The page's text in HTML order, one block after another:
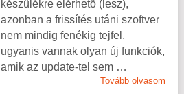
készülékre elérhető (lesz),
azonban a frissítés utáni szoftver
nem mindig fenékig tejfel,
ugyanis vannak olyan új funkciók,
amik az update-tel sem …
Tovább olvasom